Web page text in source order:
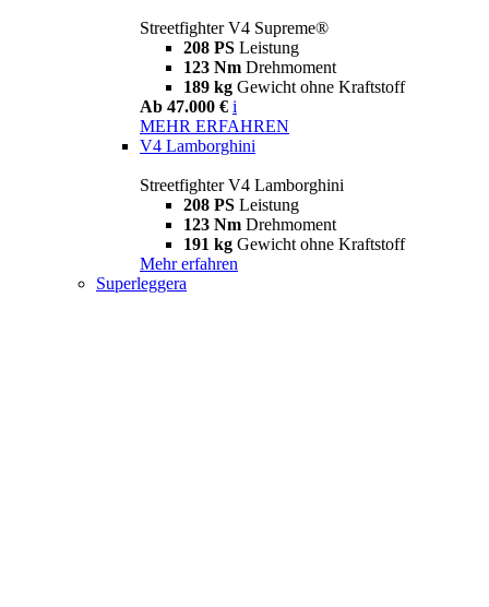
Streetfighter V4 Supreme®
208 PS Leistung
123 Nm Drehmoment
189 kg Gewicht ohne Kraftstoff
Ab 47.000 € i
MEHR ERFAHREN
V4 Lamborghini
Streetfighter V4 Lamborghini
208 PS Leistung
123 Nm Drehmoment
191 kg Gewicht ohne Kraftstoff
Mehr erfahren
Superleggera